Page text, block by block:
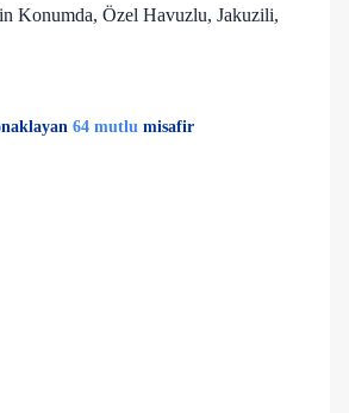
Konumda, Özel Havuzlu, Jakuzili,
görüntüledi